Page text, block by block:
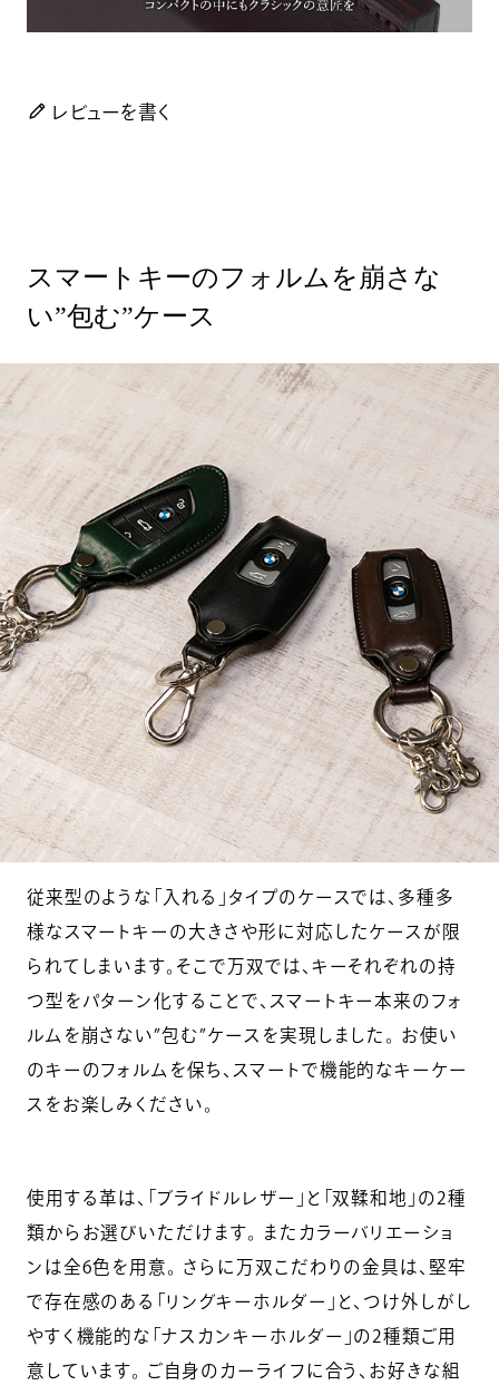
レビューを書く
スマートキーのフォルムを崩さな
い”包む”ケース
従来型のような「入れる」タイプのケースでは、多種多
様なスマートキーの大きさや形に対応したケースが限
られてしまいます。そこで万双では、キーそれぞれの持
つ型をパターン化することで、スマートキー本来のフォ
ルムを崩さない”包む”ケースを実現しました。 お使い
のキーのフォルムを保ち、スマートで機能的なキーケー
スをお楽しみください。
使用する革は、「ブライドルレザー」と「双鞣和地」の2種
類からお選びいただけます。 またカラーバリエーショ
ンは全6色を用意。 さらに万双こだわりの金具は、堅牢
で存在感のある「リングキーホルダー」と、つけ外しがし
やすく機能的な「ナスカンキーホルダー」の2種類ご用
意しています。 ご自身のカーライフに合う、お好きな組